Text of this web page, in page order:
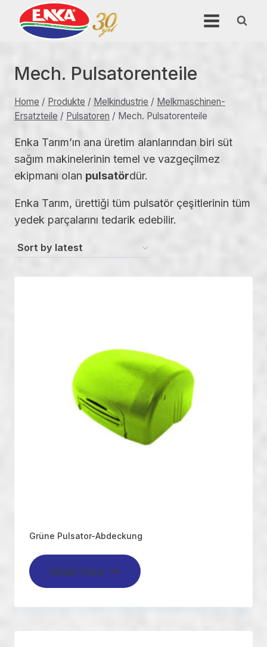
Mech. Pulsatorenteile
Home / Produkte / Melkindustrie / Melkmaschinen-
Ersatzteile / Pulsatoren / Mech. Pulsatorenteile
Enka Tarım’ın ana üretim alanlarından biri süt
sağım makinelerinin temel ve vazgeçilmez
ekipmanı olan pulsatördür.
Enka Tarım, ürettiği tüm pulsatör çeşitlerinin tüm
yedek parçalarını tedarik edebilir.
Grüne Pulsator-Abdeckung
Read more